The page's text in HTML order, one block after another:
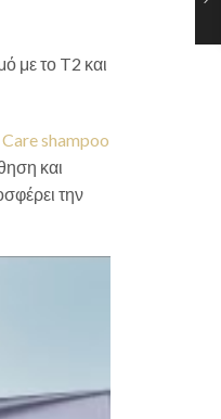
με το T2 και
shampoo
και
την